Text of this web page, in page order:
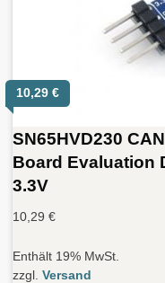
10,29 €
SN65HVD230
Board Evaluation
3.3V
10,29 €
Enthält 19% MwSt.
zzgl. Versand